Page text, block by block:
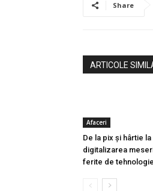
Share
ARTICOLE
Afaceri
De la pix şi hârtie
digitalizarea
ferite de tehnologie